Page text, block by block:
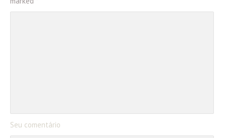
Seu comentário